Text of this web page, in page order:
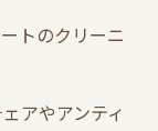
トのクリーニ
アやアンティ